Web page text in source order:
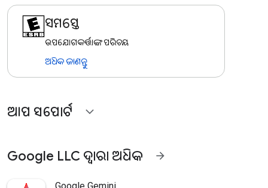
ସମସ୍ତେ
ଉପଯୋଗକର୍ତ୍ତାଙ୍କ ପରିଚୟ
ଅଧିକ ଜାଣନ୍ତୁ
ଆପ ସପୋର୍ଟ expand_more
Google LLC ଦ୍ୱାରା ଅଧିକ arrow_forward